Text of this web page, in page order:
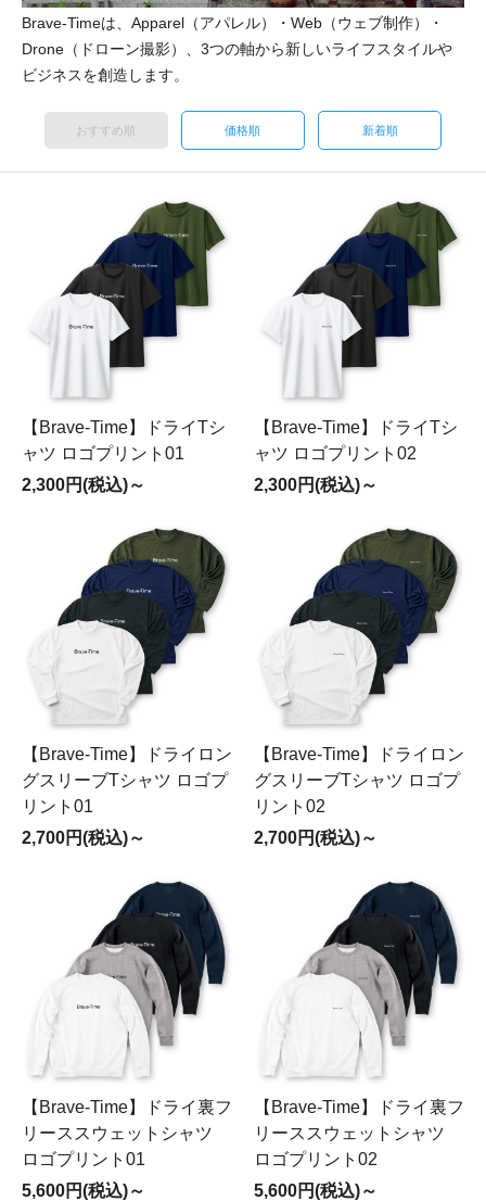
Brave-Timeは、Apparel（アパレル）・Web（ウェブ制作）・
Drone（ドローン撮影）、3つの軸から新しいライフスタイルや
ビジネスを創造します。
おすすめ順 価格順 新着順
【Brave-Time】ドライTシ
ャツ ロゴプリント01
2,300円(税込)～
【Brave-Time】ドライTシ
ャツ ロゴプリント02
2,300円(税込)～
【Brave-Time】ドライロン
グスリーブTシャツ ロゴプ
リント01
2,700円(税込)～
【Brave-Time】ドライロン
グスリーブTシャツ ロゴプ
リント02
2,700円(税込)～
【Brave-Time】ドライ裏フ
リーススウェットシャツ
ロゴプリント01
5,600円(税込)～
【Brave-Time】ドライ裏フ
リーススウェットシャツ
ロゴプリント02
5,600円(税込)～